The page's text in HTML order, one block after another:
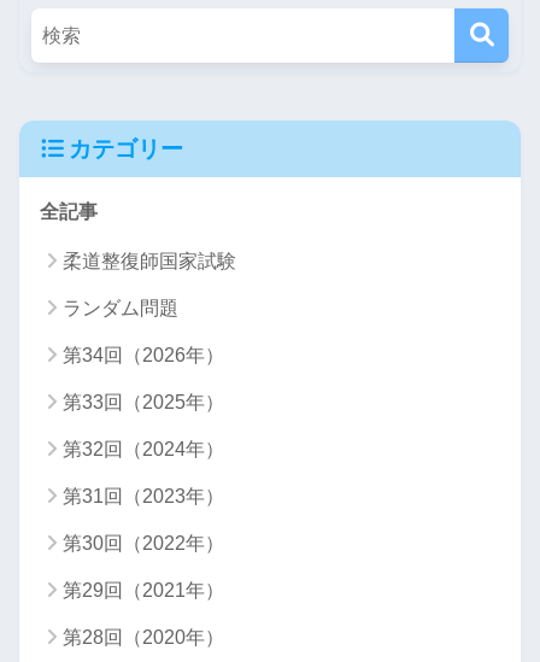
カテゴリー
全記事
柔道整復師国家試験
ランダム問題
第34回（2026年）
第33回（2025年）
第32回（2024年）
第31回（2023年）
第30回（2022年）
第29回（2021年）
第28回（2020年）